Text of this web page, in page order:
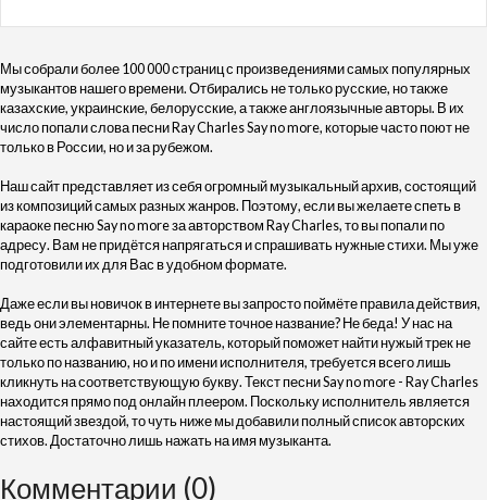
Мы собрали более 100 000 страниц с произведениями самых популярных
музыкантов нашего времени. Отбирались не только русские, но также
казахские, украинские, белорусские, а также англоязычные авторы. В их
число попали слова песни Ray Charles Say no more, которые часто поют не
только в России, но и за рубежом.
Наш сайт представляет из себя огромный музыкальный архив, состоящий
из композиций самых разных жанров. Поэтому, если вы желаете спеть в
караоке песню Say no more за авторством Ray Charles, то вы попали по
адресу. Вам не придётся напрягаться и спрашивать нужные стихи. Мы уже
подготовили их для Вас в удобном формате.
Даже если вы новичок в интернете вы запросто поймёте правила действия,
ведь они элементарны. Не помните точное название? Не беда! У нас на
сайте есть алфавитный указатель, который поможет найти нужый трек не
только по названию, но и по имени исполнителя, требуется всего лишь
кликнуть на соответствующую букву. Текст песни Say no more - Ray Charles
находится прямо под онлайн плеером. Поскольку исполнитель является
настоящий звездой, то чуть ниже мы добавили полный список авторских
стихов. Достаточно лишь нажать на имя музыканта.
Комментарии (0)